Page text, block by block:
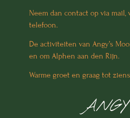
Neem dan contact op via mail,
telefoon.
De activiteiten van Angy’s
en om Alphen aan den Rijn.
Warme groet en graag tot
ANGY